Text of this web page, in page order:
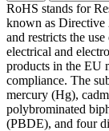
RoHS stands for
known as Directive
and restricts the
electrical and
products in the EU
compliance. The
mercury (Hg),
polybrominated
(PBDE), and four